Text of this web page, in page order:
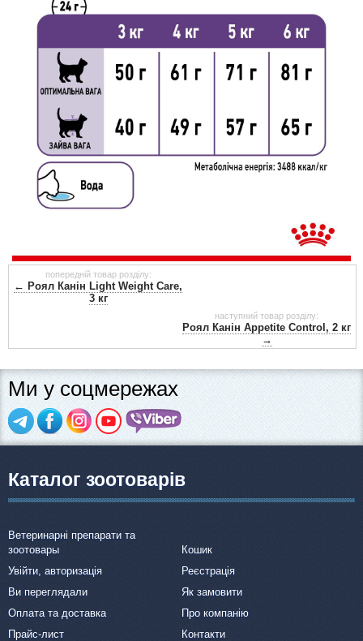
попередній товар розділу:
← Роял Канін Light Weight Care,
3 кг
наступний товар розділу:
Роял Канін Appetite Control, 2 кг
→
Ми у соцмережах
Каталог зоотоварів
Ветеринарні препарати та
зоотовары
Кошик
Увійти, авторизація
Реєстрація
Ви переглядали
Як замовити
Оплата та доставка
Про компанію
Прайс-лист
Контакти